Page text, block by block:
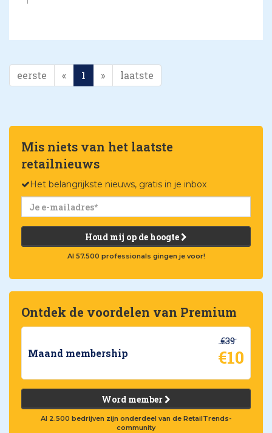
eerste « 1 » laatste
Mis niets van het laatste
retailnieuws
Het belangrijkste nieuws, gratis in je inbox
Houd mij op de hoogte
Al 57.500 professionals gingen je voor!
Ontdek de voordelen van Premium
Maand membership
€39
€10
Word member
Al 2.500 bedrijven zijn onderdeel van de RetailTrends-
community